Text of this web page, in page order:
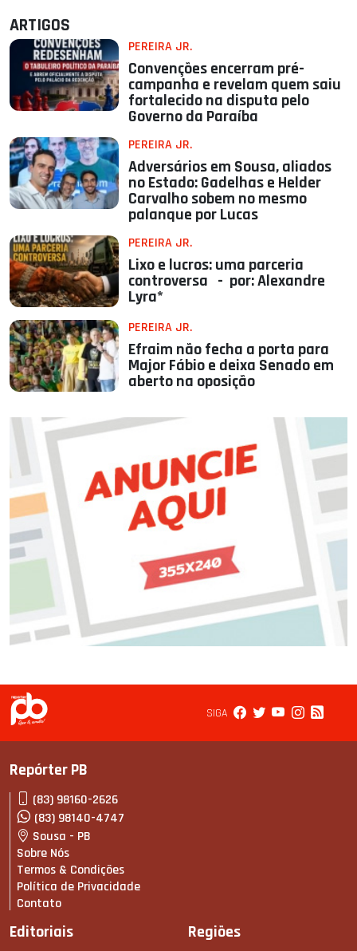
ARTIGOS
PEREIRA JR.
Convenções encerram pré-
campanha e revelam quem saiu
fortalecido na disputa pelo
Governo da Paraíba
PEREIRA JR.
Adversários em Sousa, aliados
no Estado: Gadelhas e Helder
Carvalho sobem no mesmo
palanque por Lucas
PEREIRA JR.
Lixo e lucros: uma parceria
controversa - por: Alexandre
Lyra*
PEREIRA JR.
Efraim não fecha a porta para
Major Fábio e deixa Senado em
aberto na oposição
SIGA
Repórter PB
(83) 98160-2626
(83) 98140-4747
Sousa - PB
Sobre Nós
Termos & Condições
Política de Privacidade
Contato
Editoriais Regiões